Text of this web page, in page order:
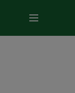
MENÜ